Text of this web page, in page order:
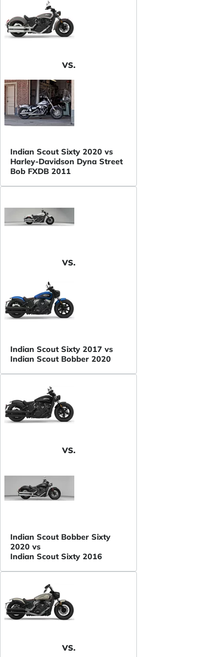
VS.
Indian Scout Sixty 2020 vs
Harley-Davidson Dyna Street
Bob FXDB 2011
VS.
Indian Scout Sixty 2017 vs
Indian Scout Bobber 2020
VS.
Indian Scout Bobber Sixty
2020 vs
Indian Scout Sixty 2016
VS.